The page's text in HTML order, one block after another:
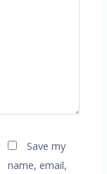
Save my
name, email,